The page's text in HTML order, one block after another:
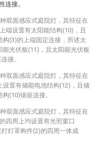
连接。
双面感应式庭院灯，其特征在
端设置有太阳能结构(10)，且
构(3)的上端固定连接，所述太
能光伏板(11)，且太阳能光伏板
接。
双面感应式庭院灯，其特征在
置有储能电池结构(12)，且储
(10)镶嵌连接。
双面感应式庭院灯，其特征在
四周上均设置有光照窗口
灯罩构件(2)的四周一体成